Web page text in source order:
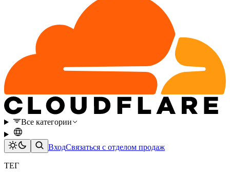
Все категории
ВходСвязаться с отделом продаж
ТЕГ